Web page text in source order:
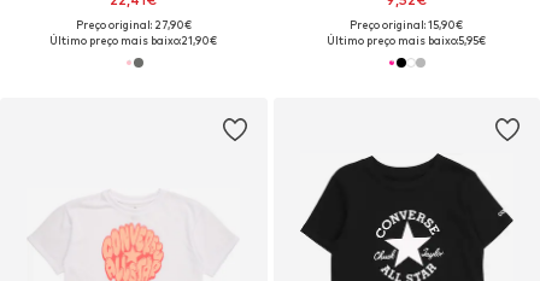
Preço original: 27,90€
Último preço mais baixo:21,90€
Preço original: 15,90€
Último preço mais baixo:5,95€